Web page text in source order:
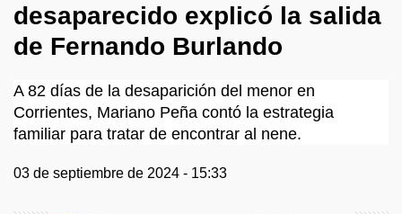
desaparecido explicó la salida
de Fernando Burlando
A 82 días de la desaparición del menor en
Corrientes, Mariano Peña contó la estrategia
familiar para tratar de encontrar al nene.
03 de septiembre de 2024 - 15:33